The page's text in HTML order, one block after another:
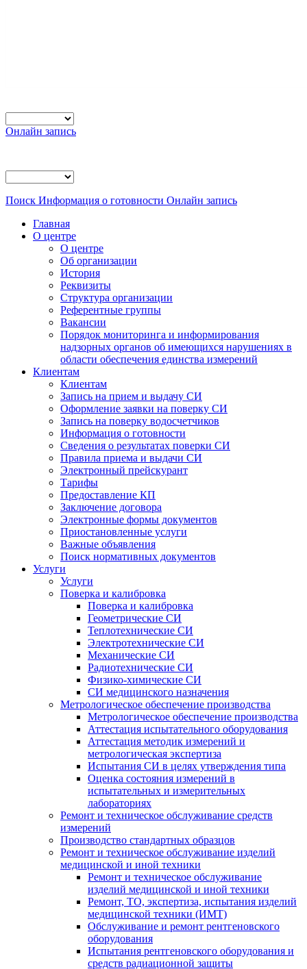
Онлайн запись
Поиск Информация о готовности Онлайн запись
Главная
О центре
О центре
Об организации
История
Реквизиты
Структура организации
Референтные группы
Вакансии
Порядок мониторинга и информирования
надзорных органов об имеющихся нарушениях в
области обеспечения единства измерений
Клиентам
Клиентам
Запись на прием и выдачу СИ
Оформление заявки на поверку СИ
Запись на поверку водосчетчиков
Информация о готовности
Сведения о результатах поверки СИ
Правила приема и выдачи СИ
Электронный прейскурант
Тарифы
Предоставление КП
Заключение договора
Электронные формы документов
Приостановленные услуги
Важные объявления
Поиск нормативных документов
Услуги
Услуги
Поверка и калибровка
Поверка и калибровка
Геометрические СИ
Теплотехнические СИ
Электротехнические СИ
Механические СИ
Радиотехнические СИ
Физико-химические СИ
СИ медицинского назначения
Метрологическое обеспечение производства
Метрологическое обеспечение производства
Аттестация испытательного оборудования
Аттестация методик измерений и
метрологическая экспертиза
Испытания СИ в целях утверждения типа
Оценка состояния измерений в
испытательных и измерительных
лабораториях
Ремонт и техническое обслуживание средств
измерений
Производство стандартных образцов
Ремонт и техническое обслуживание изделий
медицинской и иной техники
Ремонт и техническое обслуживание
изделий медицинской и иной техники
Ремонт, ТО, экспертиза, испытания изделий
медицинской техники (ИМТ)
Обслуживание и ремонт рентгеновского
оборудования
Испытания рентгеновского оборудования и
средств радиационной защиты